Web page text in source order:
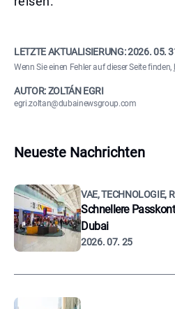
LETZTE AKTUALISIERUNG:2026. 05.
Wenn Sie einen Fehler auf dieser Seite finden,
AUTOR: ZOLTÁN EGRI
egri.zoltan@dubainewsgroup.com
Neueste Nachrichten
VAE, TECHNOLOGIE,
Schnellere
Dubai
2026. 07. 25